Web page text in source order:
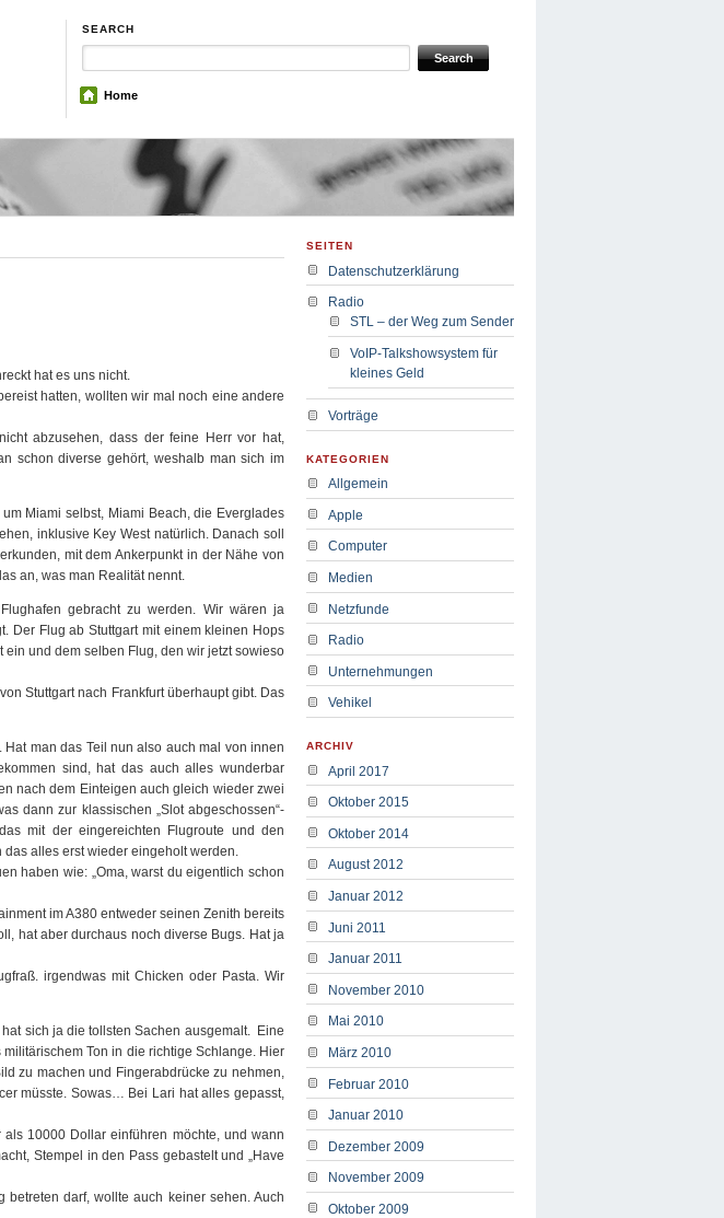
SEARCH
Home
hat es uns nicht.
hatten, wollten wir mal noch eine andere
abzusehen, dass der feine Herr vor hat,
schon diverse gehört, weshalb man sich im
Miami selbst, Miami Beach, die Everglades
inklusive Key West natürlich. Danach soll
mit dem Ankerpunkt in der Nähe von
an, was man Realität nennt.
gebracht zu werden. Wir wären ja
Der Flug ab Stuttgart mit einem kleinen Hops
und dem selben Flug, den wir jetzt sowieso
Stuttgart nach Frankfurt überhaupt gibt. Das
man das Teil nun also auch mal von innen
sind, hat das auch alles wunderbar
nach dem Einteigen auch gleich wieder zwei
dann zur klassischen „Slot abgeschossen“-
mit der eingereichten Flugroute und den
alles erst wieder eingeholt werden.
haben wie: „Oma, warst du eigentlich schon
im A380 entweder seinen Zenith bereits
hat aber durchaus noch diverse Bugs. Hat ja
irgendwas mit Chicken oder Pasta. Wir
sich ja die tollsten Sachen ausgemalt. Eine
Ton in die richtige Schlange. Hier
zu machen und Fingerabdrücke zu nehmen,
müsste. Sowas… Bei Lari hat alles gepasst,
10000 Dollar einführen möchte, und wann
Stempel in den Pass gebastelt und „Have
darf, wollte auch keiner sehen. Auch
SEITEN
Datenschutzerklärung
Radio
STL – der Weg zum Sender
VoIP-Talkshowsystem für
kleines Geld
Vorträge
KATEGORIEN
Allgemein
Apple
Computer
Medien
Netzfunde
Radio
Unternehmungen
Vehikel
ARCHIV
April 2017
Oktober 2015
Oktober 2014
August 2012
Januar 2012
Juni 2011
Januar 2011
November 2010
Mai 2010
März 2010
Februar 2010
Januar 2010
Dezember 2009
November 2009
Oktober 2009